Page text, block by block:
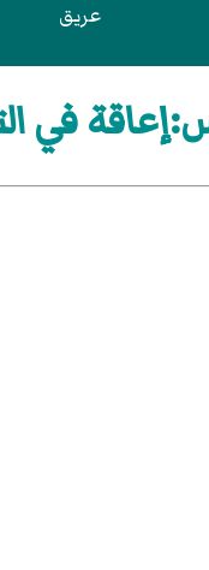
عريق
في